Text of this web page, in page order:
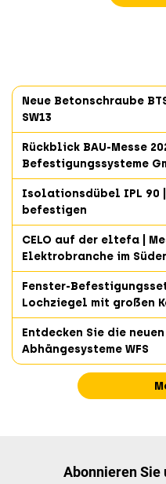
Neue Betonschraube
SW13
Rückblick BAU-Messe
Befestigungssysteme
Isolationsdübel IPL 90
befestigen
CELO auf der eltefa |
Elektrobranche im
Fenster-
Lochziegel mit großen
Entdecken Sie die
Abhängesysteme WFS
Abonnieren Sie